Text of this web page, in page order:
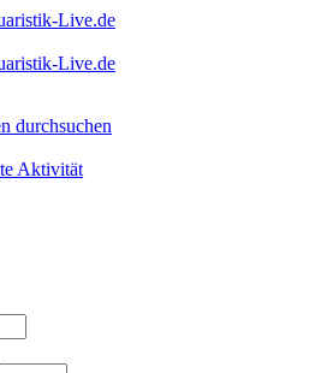
durchsuchen
Aktivität